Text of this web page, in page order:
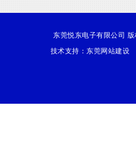
东莞悦东电子有限公司
技术支持： 东莞网站建设